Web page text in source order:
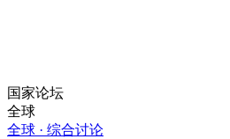
国家论坛
全球
全球 · 综合讨论